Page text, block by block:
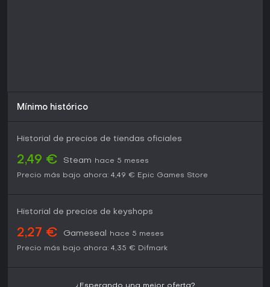
Mínimo histórico
Historial de precios de tiendas oficiales
2,49 € Steam
hace 5 meses
Precio más bajo ahora: 4,49 € Epic Games Store
Historial de precios de keyshops
2,27 € Gameseal
hace 5 meses
Precio más bajo ahora: 4,35 € Difmark